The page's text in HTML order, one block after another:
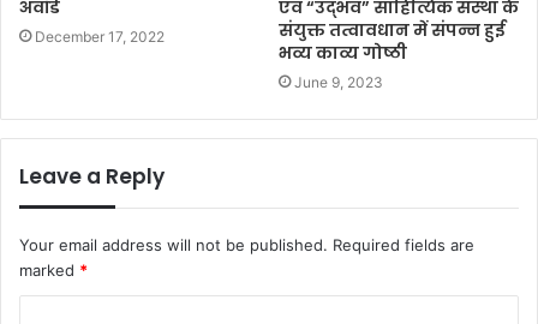
अवॉर्ड
December 17, 2022
एवं “उद्भव” साहित्यिक संस्था के
संयुक्त तत्वावधान में संपन्न हुई
भव्य काव्य गोष्ठी
June 9, 2023
Leave a Reply
Your email address will not be published. Required fields are
marked *